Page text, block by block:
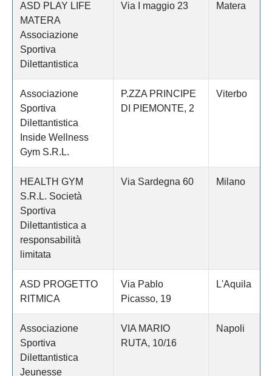
ASD PLAY LIFE
MATERA
Associazione
Sportiva
Dilettantistica
Via I maggio 23 Matera
Associazione
Sportiva
Dilettantistica
Inside Wellness
Gym S.R.L.
P.ZZA PRINCIPE
DI PIEMONTE, 2
Viterbo
HEALTH GYM
S.R.L. Società
Sportiva
Dilettantistica a
responsabilità
limitata
Via Sardegna 60 Milano
ASD PROGETTO
RITMICA
Via Pablo
Picasso, 19
L'Aquila
Associazione
Sportiva
Dilettantistica
Jeunesse
VIA MARIO
RUTA, 10/16
Napoli